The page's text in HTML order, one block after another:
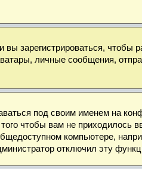
зарегистрироваться,
личные сообщения,
под своим именем на
чтобы вам не приходилось
компьютере,
отключил эту